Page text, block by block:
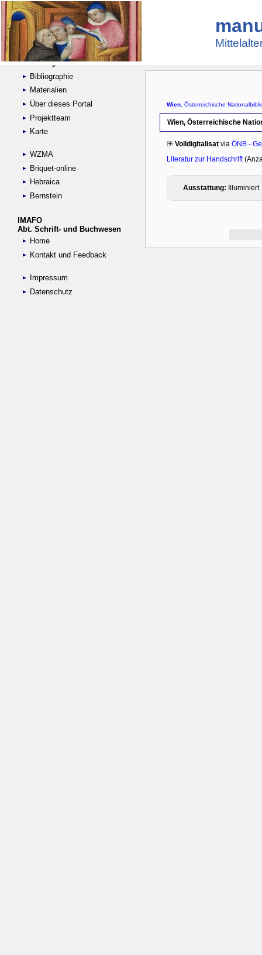
Suche
Handschriftensammlungen
Digitalisierte Handschriften
Kataloge
Bibliographie
Materialien
Über dieses Portal
Projektteam
Karte
WZMA
Briquet-online
Hebraica
Bernstein
IMAFO
Abt. Schrift- und Buchwesen
Home
Kontakt und Feedback
Impressum
Datenschutz